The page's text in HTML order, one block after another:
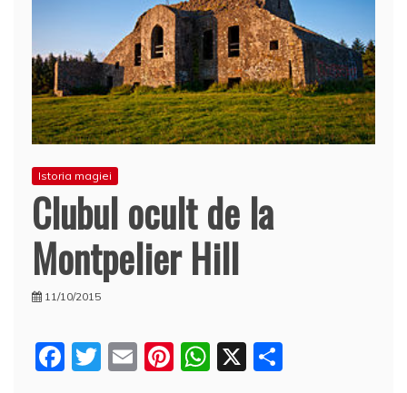
Istoria magiei
Clubul ocult de la
Montpelier Hill
11/10/2015
F
T
E
Pi W X